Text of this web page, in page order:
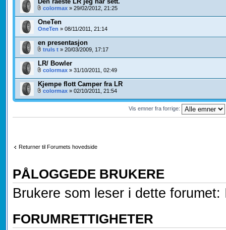
colormax» 29/02/2012, 21:25
OneTen
OneTen » 08/11/2011, 21:14
en presentasjon
truls t» 20/03/2009, 17:17
LR/ Bowler
colormax» 31/10/2011, 02:49
Kjempe flott Camper fra LR
colormax» 02/10/2011, 21:54
Vis emner fra forrige:
Returner til Forumets hovedside
PÅLOGGEDE BRUKERE
Brukere som leser i dette
FORUMRETTIGHETER